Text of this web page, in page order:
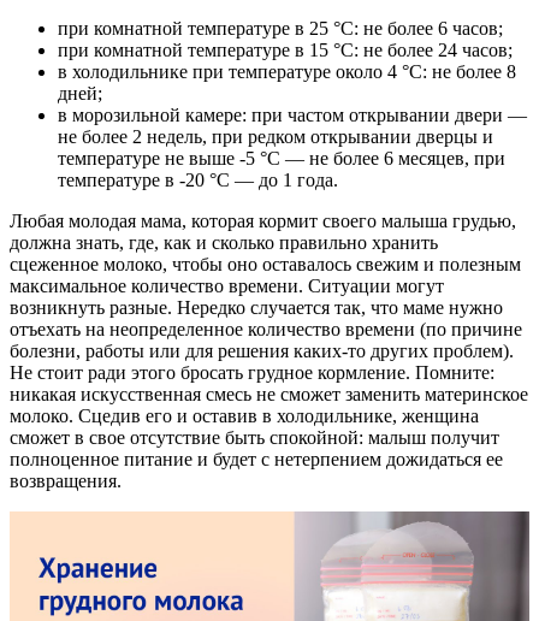
при комнатной температуре в 25 °С: не более 6 часов;
при комнатной температуре в 15 °С: не более 24 часов;
в холодильнике при температуре около 4 °С: не более 8
дней;
в морозильной камере: при частом открывании двери —
не более 2 недель, при редком открывании дверцы и
температуре не выше -5 °С — не более 6 месяцев, при
температуре в -20 °С — до 1 года.
Любая молодая мама, которая кормит своего малыша грудью,
должна знать, где, как и сколько правильно хранить
сцеженное молоко, чтобы оно оставалось свежим и полезным
максимальное количество времени. Ситуации могут
возникнуть разные. Нередко случается так, что маме нужно
отъехать на неопределенное количество времени (по причине
болезни, работы или для решения каких-то других проблем).
Не стоит ради этого бросать грудное кормление. Помните:
никакая искусственная смесь не сможет заменить материнское
молоко. Сцедив его и оставив в холодильнике, женщина
сможет в свое отсутствие быть спокойной: малыш получит
полноценное питание и будет с нетерпением дожидаться ее
возвращения.